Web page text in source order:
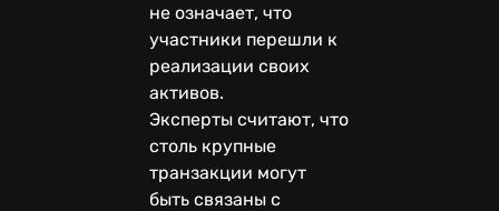
не означает, что
участники перешли к
реализации своих
активов.
Эксперты считают, что
столь крупные
транзакции могут
быть связаны с